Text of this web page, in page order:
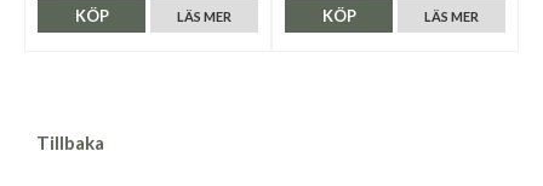
LÄS MER
KÖP LÄS MER
KÖP
Tillbaka